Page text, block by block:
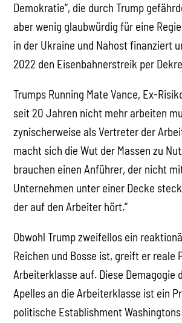
Demokratie“, die durch Trump
aber wenig glaubwürdig für eine
in der Ukraine und Nahost finanziert
2022 den Eisenbahnerstreik per
Trumps Running Mate Vance, Ex-
seit 20 Jahren nicht mehr arbeiten
zynischerweise als Vertreter der
macht sich die Wut der Massen zu
brauchen einen Anführer, der nicht
Unternehmen unter einer Decke
der auf den Arbeiter hört.“
Obwohl Trump zweifellos ein
Reichen und Bosse ist, greift er reale
Arbeiterklasse auf. Diese Demagogie
Apelles an die Arbeiterklasse ist ein
politische Establishment